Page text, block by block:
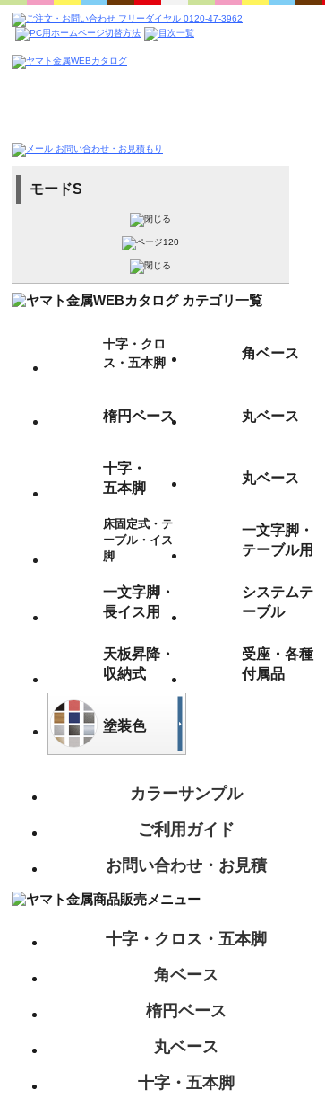
モードS
十字・クロ
ス・五本脚
角ベース
楕円ベース 丸ベース
十字・
五本脚
丸ベース
床固定式・テ
ーブル・イス
脚
一文字脚・
テーブル用
一文字脚・
長イス用
システムテ
ーブル
天板昇降・
収納式
受座・各種
付属品
塗装色
カラーサンプル
ご利用ガイド
お問い合わせ・お見積
十字・クロス・五本脚
角ベース
楕円ベース
丸ベース
十字・五本脚